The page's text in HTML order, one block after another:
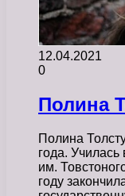
12.04.2021
0
Полина
Полина
года.
им.
году